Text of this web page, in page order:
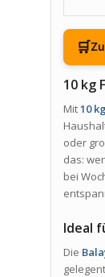
🛒
10 kg
Mit10
oder
das:
bei
Ideal
Die